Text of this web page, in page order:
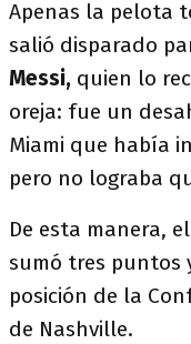
Apenas la pelota
salió disparado
Messi, quien lo
oreja: fue un
Miami que había
pero no lograba
De esta manera,
sumó tres puntos
posición de la
de Nashville.